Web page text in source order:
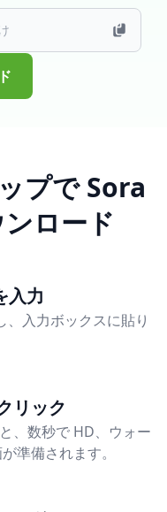
プで Sora
ロード
入力
入力ボックスに貼り
リック
、数秒で HD、ウォー
準備されます。